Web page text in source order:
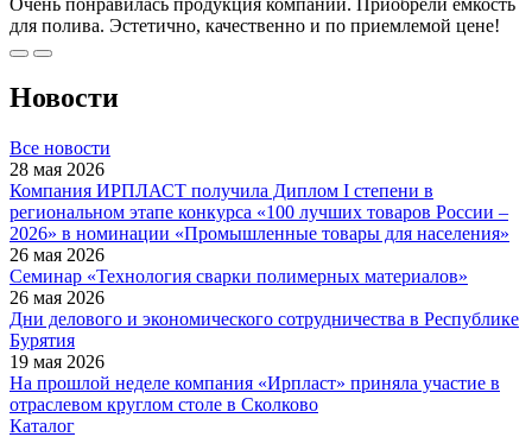
для полива. Эстетично, качественно и по приемлемой цене!
Новости
Все новости
28 мая 2026
Компания ИРПЛАСТ получила Диплом I степени в
региональном этапе конкурса «100 лучших товаров России –
2026» в номинации «Промышленные товары для населения»
26 мая 2026
Семинар «Технология сварки полимерных материалов»
26 мая 2026
Дни делового и экономического сотрудничества в Республике
Бурятия
19 мая 2026
На прошлой неделе компания «Ирпласт» приняла участие в
отраслевом круглом столе в Сколково
Каталог